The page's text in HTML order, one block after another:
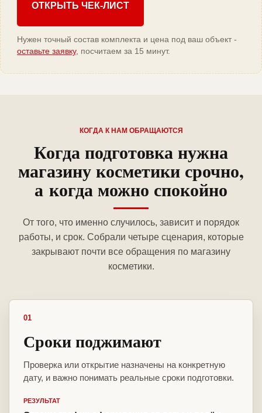
ОТКРЫТЬ ЧЕК-ЛИСТ
Нужен точный состав комплекта и цена под ваш объект -
оставьте заявку, посчитаем за 15 минут.
КОГДА К НАМ ОБРАЩАЮТСЯ
Когда подготовка нужна
магазину косметики срочно,
а когда можно спокойно
От того, что именно случилось, зависит и порядок
работы, и срок. Собрали четыре сценария, которые
закрывают почти все обращения по магазину
косметики.
01
Сроки поджимают
Проверка или открытие назначены на конкретную
дату, и важно понимать реальные сроки подготовки.
РЕЗУЛЬТАТ